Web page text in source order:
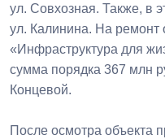
ул. Совхозная. Также, в
ул. Калинина. На ремонт
«Инфраструктура для
сумма порядка 367 млн
Концевой.
После осмотра объекта